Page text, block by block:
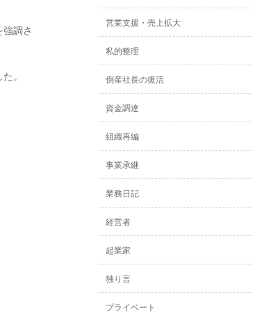
調さ
。
営業支援・売上拡大
私的整理
倒産社長の復活
資金調達
組織再編
事業承継
業務日記
経営者
起業家
独り言
プライベート